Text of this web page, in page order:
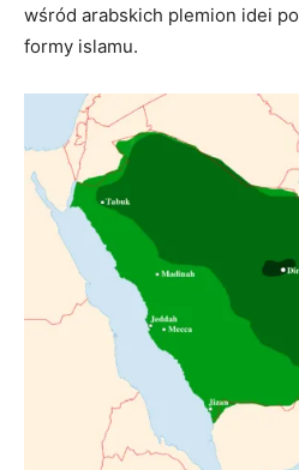
wśród arabskich plemion idei
formy islamu.